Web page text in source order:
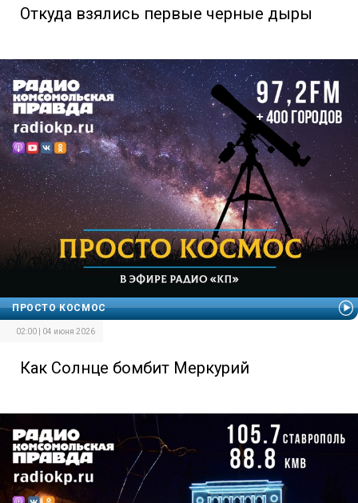
Откуда взялись первые черные дыры
ПРОСТО КОСМОС
02:00 | 04 июня 2026
Как Солнце бомбит Меркурий